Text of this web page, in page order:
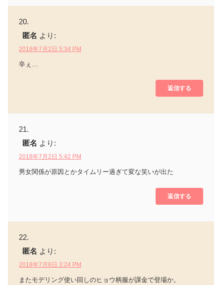
匿名 より:
2018年7月2日 5:34 PM
辛ぇ…
返信する
匿名 より:
2018年7月2日 5:42 PM
男女関係が原因とかタイムリー過ぎて変な笑いが出た
返信する
匿名 より:
2018年7月6日 3:24 PM
またモデリング使い回しのヒョウ柄服が課金で登場か。